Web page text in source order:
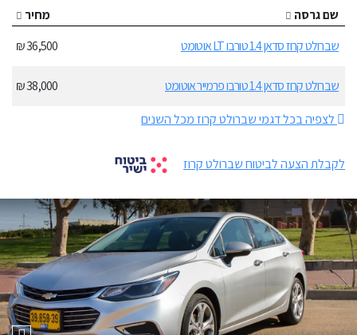
שם גרסה
מחיר
שברולט קרוז סדאן 1.4 טורבו LT אוטומט
36,500 ₪
שברולט קרוז סדאן 1.4 טורבו פרמייר אוטומט
38,000 ₪
לצפיה בכל דגמי שברולט קרוז מכל השנים
לקבלת הצעה לביטוח שברולט קרוז